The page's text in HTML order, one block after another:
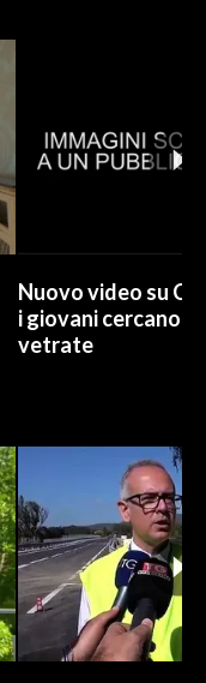
Nuovo video su
i giovani cercano
vetrate